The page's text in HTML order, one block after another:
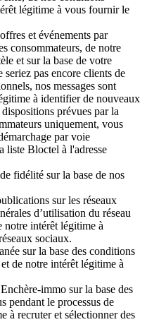
légitime à vous fournir le
et événements par
consommateurs, de notre
et sur la base de votre
seriez pas encore clients de
nos messages sont
à identifier de nouveaux
prévues par la
uniquement, vous
par voie
liste Bloctel à l'adresse
fidélité sur la base de nos
sur les réseaux
d’utilisation du réseau
notre intérêt légitime à
sociaux.
sur la base des conditions
de notre intérêt légitime à
immo sur la base des
pendant le processus de
à recruter et sélectionner des